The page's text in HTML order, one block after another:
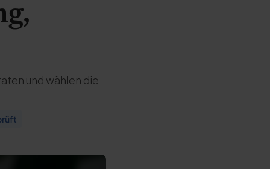
und wählen die